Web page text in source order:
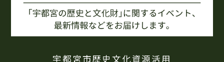
宇都宮市歴史文化資源活用